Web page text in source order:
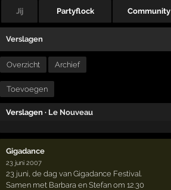
Jij Partyflock Community
Verslagen
Overzicht Archief
Toevoegen
Verslagen · Le Nouveau
Gigadance
23 juni 2007
23 juni, de dag van Gigadance Festival.
Samen met Barbara en Stefan om 12.30